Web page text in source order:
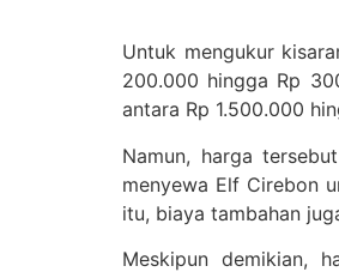
Untuk mengukur
200.000 hingga Rp
antara Rp 1.500.000
Namun, harga
menyewa Elf Cirebon
itu, biaya tambahan
Meskipun demikian,